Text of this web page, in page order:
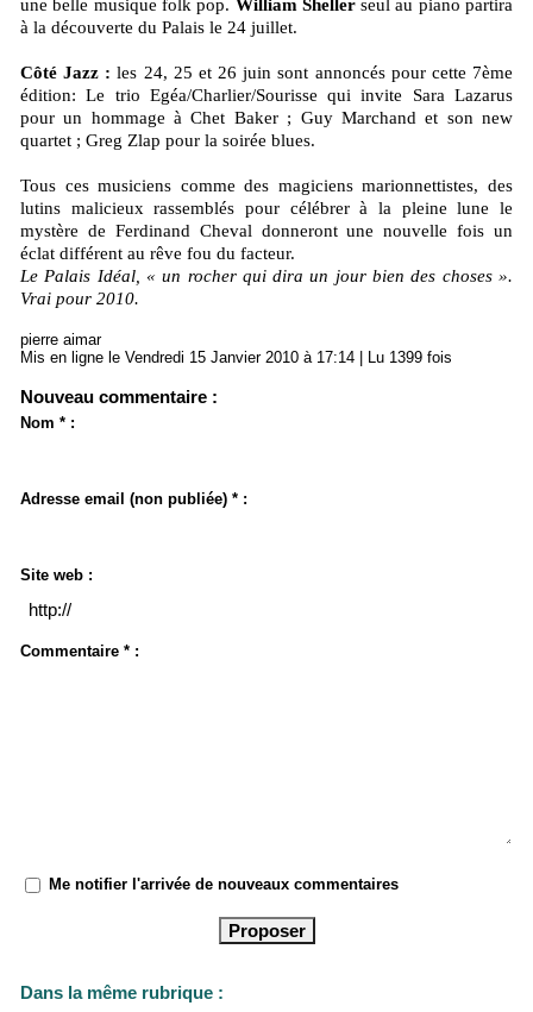
une belle musique folk pop. William Shellerseul au piano partira
à la découverte du Palais le 24 juillet.
Côté Jazz :les 24, 25 et 26 juin sont annoncés pour cette 7ème
édition: Le trio Egéa/Charlier/Sourisse qui invite Sara Lazarus
pour un hommage à Chet Baker ; Guy Marchand et son new
quartet ; Greg Zlap pour la soirée blues.
Tous ces musiciens comme des magiciens marionnettistes, des
lutins malicieux rassemblés pour célébrer à la pleine lune le
mystère de Ferdinand Cheval donneront une nouvelle fois un
éclat différent au rêve fou du facteur.
Le Palais Idéal, « un rocher qui dira un jour bien des choses ».
Vrai pour 2010.
pierre aimar
Mis en ligne le Vendredi 15 Janvier 2010 à 17:14 | Lu 1399 fois
Nouveau commentaire :
Nom * :
Adresse email (non publiée) * :
Site web :
Commentaire * :
Me notifier l'arrivée de nouveaux commentaires
Dans la même rubrique :